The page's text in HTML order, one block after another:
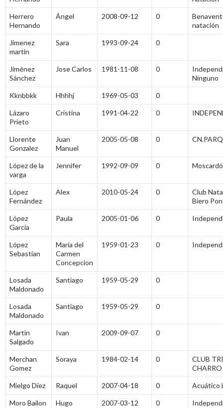
Herrero
Hernando
Ángel 2008-09-12 0
natación
Jimenez
martin
Sara 1993-09-24 0
Jiménez
Sánchez
Jose Carlos 1981-11-08 0
Ninguno
Kknbbkk Hhhhj 1969-05-03 0
Lázaro
Prieto
Cristina 1991-04-22 0
Llorente
Gonzalez
Juan
Manuel
2005-05-08 0
López de la
varga
Jennifer 1992-09-09 0
López
Fernández
Alex 2010-05-24 0
Club
Biero
López
García
Paula 2005-01-06 0
López
Sebastian
María del
Carmen
Concepcion
1959-01-23 0
Losada
Maldonado
Santiago 1959-05-29 0
Losada
Maldonado
Santiago 1959-05-29 0
Martin
Salgado
Ivan 2009-09-07 0
Merchan
Gomez
Soraya 1984-02-14 0
CLUB
CHARRO
Mielgo Díez Raquel 2007-04-18 0 Acuático
Moro Bailon Hugo 2007-03-12 0